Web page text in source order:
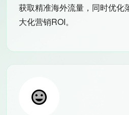
获取精准海外流量，同时优化
大化营销ROI。